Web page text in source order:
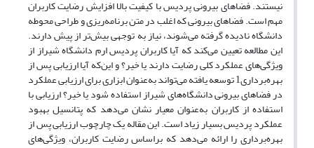
نیستند. فضاهای بیرونی پردیس با کیفیت بالا افزایش رضایت کاربران
مهم است. فضاهای بیرونی که اغلب در متن برنامه‌ریزی و طراحی محوطه
دانشگاه نادیده گرفته می‌شوند، نیاز به توجهی بیش‌تر از پیش دارند.
این مطالعه تعیین می‌کند که آیا کاربران پردیس ارم دانشگاه شیراز از
ویژگی‌های عملکرد کلی رضایت دارند یا خیر؟ و این‌که آیا ارزیابی پس از
بهره‌برداری1 توسعه یافته می‌تواند به‌عنوان ابزاری برای ارزیابی عملکرد
در فضاهای بیرونی دانشگاه‌های شیراز استفاده شود یا خیر؟ ارزیابی با
استفاده از کاربران به‌عنوان معیار نشان می‌دهد که پتانسیل بهبود
عملکرد پردیس بسیار زیاد است. این مقاله یک چارچوب ارزیابی پس از
بهره‌برداری را ارائه می‌دهد که براساس رضایت کاربران، ویژگی‌های